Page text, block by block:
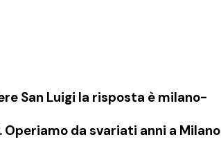
San Luigi la risposta è milano-
Operiamo da svariati anni a Milano